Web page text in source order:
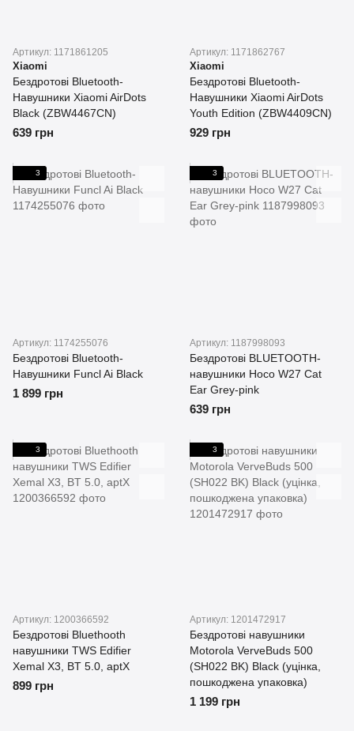
Артикул: 1171861205
Xiaomi
Бездротові Bluetooth-
Навушники Xiaomi AirDots
Black (ZBW4467CN)
639 грн
Артикул: 1171862767
Xiaomi
Бездротові Bluetooth-
Навушники Xiaomi AirDots
Youth Edition (ZBW4409CN)
929 грн
3
Артикул: 1174255076
Бездротові Bluetooth-
Навушники Funcl Ai Black
1 899 грн
3
Артикул: 1187998093
Бездротові BLUETOOTH-
навушники Hoco W27 Cat
Ear Grey-pink
639 грн
3
Артикул: 1200366592
Бездротові Bluethooth
навушники TWS Edifier
Xemal X3, BT 5.0, aptX
899 грн
3
Артикул: 1201472917
Бездротові навушники
Motorola VerveBuds 500
(SH022 BK) Black (уцінка,
пошкоджена упаковка)
1 199 грн